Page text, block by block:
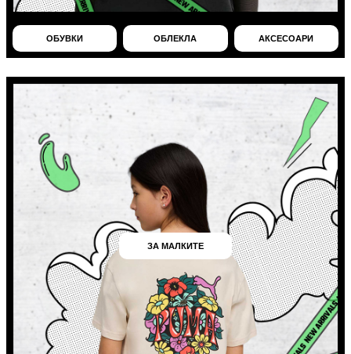
ОБУВКИ ОБЛЕКЛА АКСЕСОАРИ
ЗА МАЛКИТЕ